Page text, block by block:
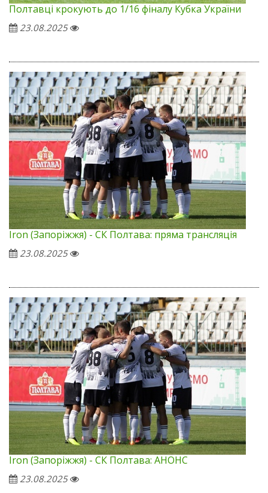
Полтавці крокують до 1/16 фіналу Кубка України
23.08.2025
Iron (Запоріжжя) - СК Полтава: пряма трансляція
23.08.2025
Iron (Запоріжжя) - СК Полтава: АНОНС
23.08.2025